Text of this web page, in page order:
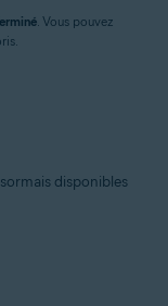
. Vous pouvez
disponibles